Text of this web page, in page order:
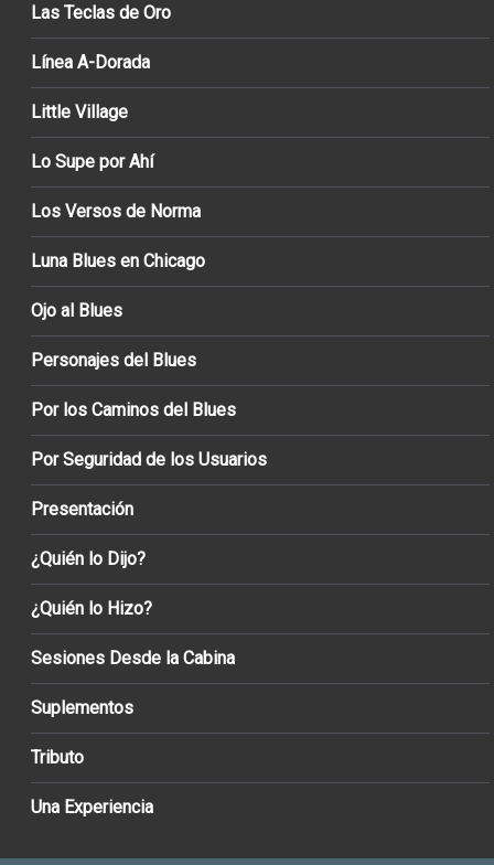
Las Teclas de Oro
Línea A-Dorada
Little Village
Lo Supe por Ahí
Los Versos de Norma
Luna Blues en Chicago
Ojo al Blues
Personajes del Blues
Por los Caminos del Blues
Por Seguridad de los Usuarios
Presentación
¿Quién lo Dijo?
¿Quién lo Hizo?
Sesiones Desde la Cabina
Suplementos
Tributo
Una Experiencia